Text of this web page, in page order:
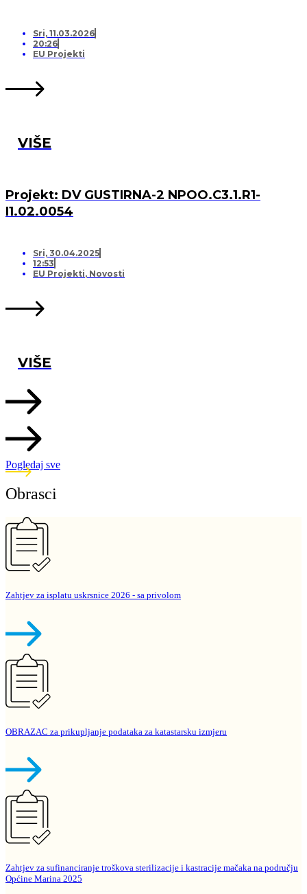
Sri, 11.03.2026
20:26
EU Projekti
VIŠE
Projekt: DV GUSTIRNA-2 NPOO.C3.1.R1-
I1.02.0054
Sri, 30.04.2025
12:53
EU Projekti, Novosti
VIŠE
Pogledaj sve
Obrasci
Zahtjev za isplatu uskrsnice 2026 - sa privolom
OBRAZAC za prikupljanje podataka za katastarsku izmjeru
Zahtjev za sufinanciranje troškova sterilizacije i kastracije mačaka na području
Općine Marina 2025